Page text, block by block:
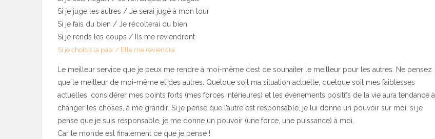
Si je juge les autres / Je serai jugé à mon tour
Si je fais du bien / Je récolterai du bien
Si je rends les coups / Ils me reviendront
Si je choisis la paix / Elle me reviendra
Le meilleur service que je peux me rendre à moi-même c’est de souhaiter le meilleur pour les autres. Ne pensez
que le meilleur de moi-même et des autres. Quelque soit ma situation actuelle, quelque soit mes faiblesses
actuelles, considérer mes points forts (mes forces intérieures) et les évènements positifs de la vie aura tendance à
changer les choses, à me grandir. Si je pense que l’autre est responsable, je lui donne un pouvoir sur moi; si je
pense que je suis responsable, je me donne un pouvoir (une force, une puissance) à moi.
Car le monde est finalement ce que je pense !